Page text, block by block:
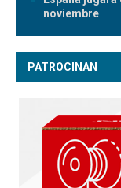
noviembre
PATROCINAN